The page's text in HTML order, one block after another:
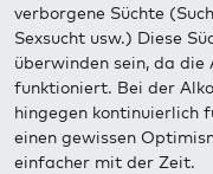
verborgene Süchte
Sexsucht usw.) Diese
überwinden sein, da
funktioniert. Bei der
hingegen kontinuierlich
einen gewissen
einfacher mit der Zeit.